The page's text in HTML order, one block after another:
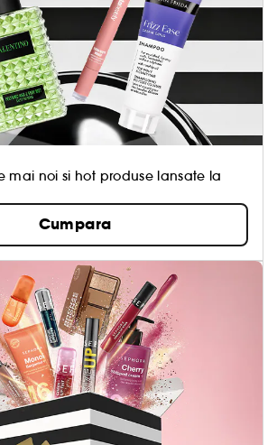
mai noi si hot produse lansate la
Cumpara